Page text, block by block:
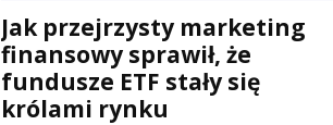
Jak przejrzysty marketing
finansowy sprawił, że
fundusze ETF stały się
królami rynku